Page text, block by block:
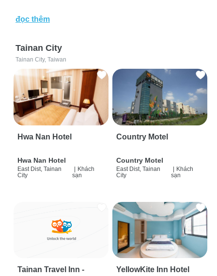
đọc thêm
Tainan City
Tainan City, Taiwan
Hwa Nan Hotel
Hwa Nan Hotel
East Dist, Tainan
City
| Khách
sạn
Country Motel
Country Motel
East Dist, Tainan
City
| Khách
sạn
Tainan Travel Inn -
YellowKite Inn Hotel